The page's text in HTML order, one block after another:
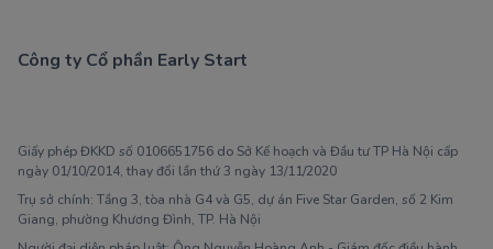
Công ty Cổ phần Early Start
Giấy phép ĐKKD số 0106651756 do Sở Kế hoạch và Đầu tư TP Hà Nội cấp
ngày 01/10/2014, thay đổi lần thứ 3 ngày 13/11/2020
Trụ sở chính: Tầng 3, tòa nhà G4 và G5, dự án Five Star Garden, số 2 Kim
Giang, phường Khương Đình, TP. Hà Nội